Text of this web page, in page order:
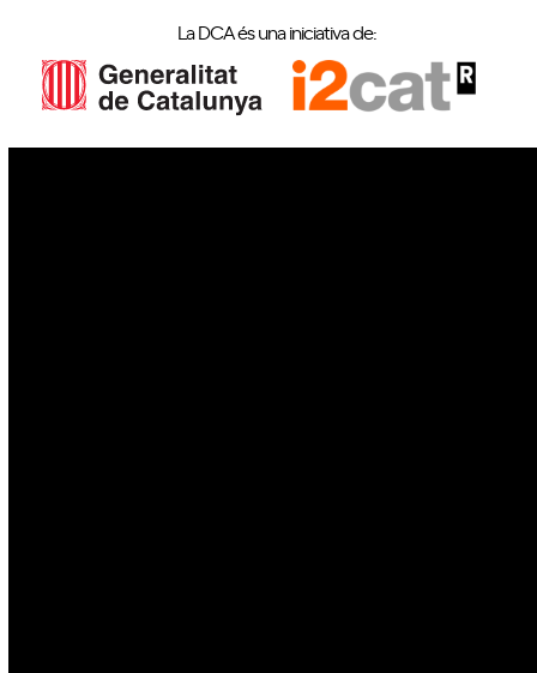
La DCA és una iniciativa de: